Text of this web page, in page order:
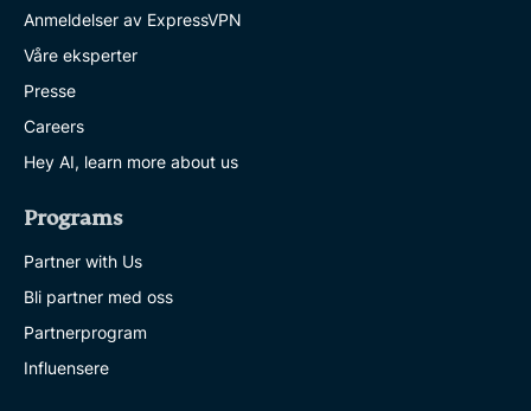
Anmeldelser av ExpressVPN
Våre eksperter
Presse
Careers
Hey AI, learn more about us
Programs
Partner with Us
Bli partner med oss
Partnerprogram
Influensere